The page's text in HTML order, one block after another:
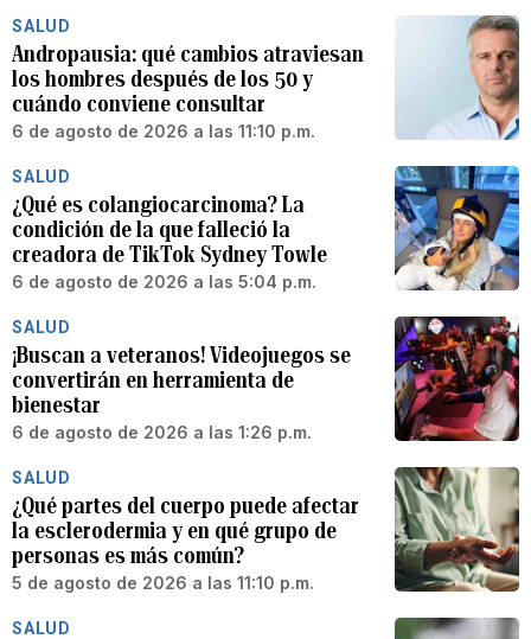
SALUD
Andropausia: qué cambios atraviesan
los hombres después de los 50 y
cuándo conviene consultar
6 de agosto de 2026 a las 11:10 p.m.
SALUD
¿Qué es colangiocarcinoma? La
condición de la que falleció la
creadora de TikTok Sydney Towle
6 de agosto de 2026 a las 5:04 p.m.
SALUD
¡Buscan a veteranos! Videojuegos se
convertirán en herramienta de
bienestar
6 de agosto de 2026 a las 1:26 p.m.
SALUD
¿Qué partes del cuerpo puede afectar
la esclerodermia y en qué grupo de
personas es más común?
5 de agosto de 2026 a las 11:10 p.m.
SALUD